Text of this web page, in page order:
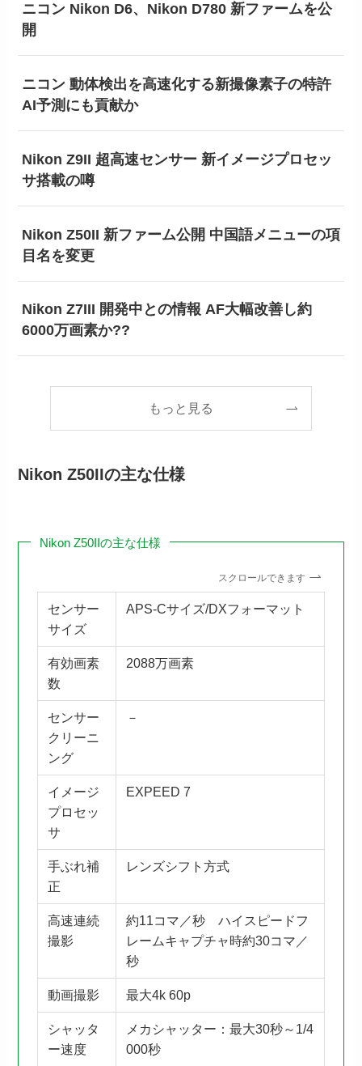
ニコン Nikon D6、Nikon D780 新ファームを公
開
ニコン 動体検出を高速化する新撮像素子の特許
AI予測にも貢献か
Nikon Z9II 超高速センサー 新イメージプロセッ
サ搭載の噂
Nikon Z50II 新ファーム公開 中国語メニューの項
目名を変更
Nikon Z7III 開発中との情報 AF大幅改善し約
6000万画素か??
もっと見る
Nikon Z50IIの主な仕様
Nikon Z50IIの主な仕様
スクロールできます
センサー
サイズ
APS-Cサイズ/DXフォーマット
有効画素
数
2088万画素
センサー
クリーニ
ング
－
イメージ
プロセッ
サ
EXPEED 7
手ぶれ補
正
レンズシフト方式
高速連続
撮影
約11コマ／秒 ハイスピードフ
レームキャプチャ時約30コマ／
秒
動画撮影 最大4k 60p
シャッタ
ー速度
メカシャッター：最大30秒～1/4
000秒